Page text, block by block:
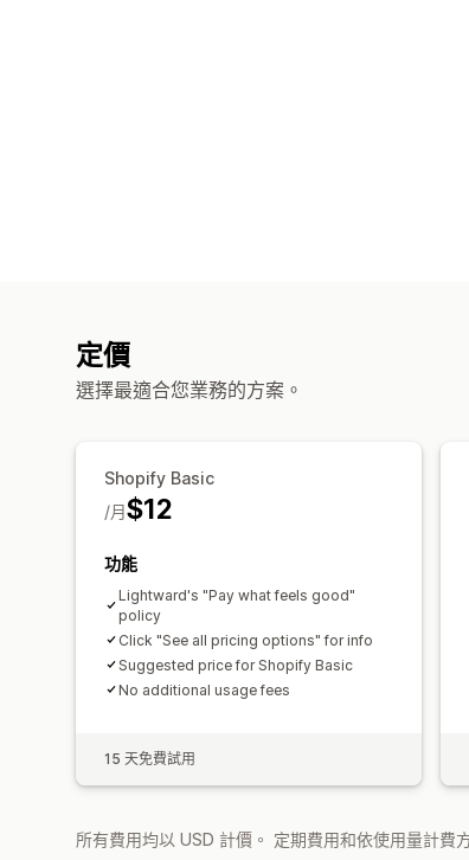
定價
選擇最適合您業務的方案。
Shopify Basic
$12
/月
功能
Lightward's "Pay what feels good"
policy
Click "See all pricing options" for info
Suggested price for Shopify Basic
No additional usage fees
15 天免費試用
所有費用均以 USD 計價。 定期費用和依使用量計費